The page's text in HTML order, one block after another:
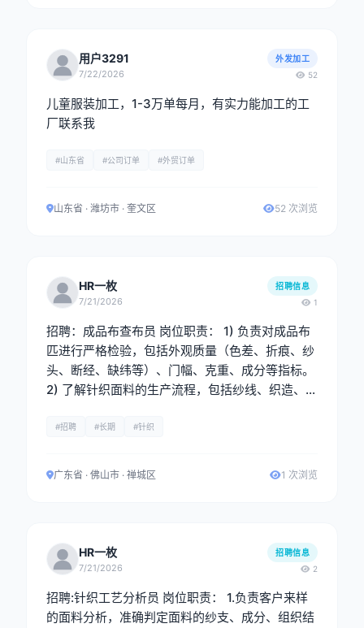
用户3291
7/22/2026
外发加工
52
儿童服装加工，1-3万单每月，有实力能加工的工
厂联系我
#山东省 #公司订单 #外贸订单
山东省 · 潍坊市 · 奎文区 52 次浏览
HR一枚
7/21/2026
招聘信息
1
招聘：成品布查布员 岗位职责： 1) 负责对成品布
匹进行严格检验，包括外观质量（色差、折痕、纱
头、断经、缺纬等）、门幅、克重、成分等指标。
2) 了解针织面料的生产流程，包括纱线、织造、染
重点把控织造疵点、染色均匀度、后整理效果等关
量问题。 任职要求： 男性，有成品布查布经验，
#招聘 #长期 #针织
广东省 · 佛山市 · 禅城区 1 次浏览
HR一枚
7/21/2026
招聘信息
2
招聘:针织工艺分析员 岗位职责： 1.负责客户来样
的面料分析，准确判定面料的纱支、成分、组织结